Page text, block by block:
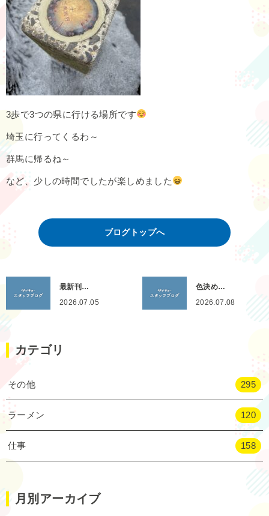
3歩で3つの県に行ける場所です
埼玉に行ってくるわ～
群馬に帰るね～
など、少しの時間でしたが楽しめました
ブログトップへ
最新刊…
2026.07.05
色決め…
2026.07.08
カテゴリ
その他 295
ラーメン 120
仕事 158
月別アーカイブ